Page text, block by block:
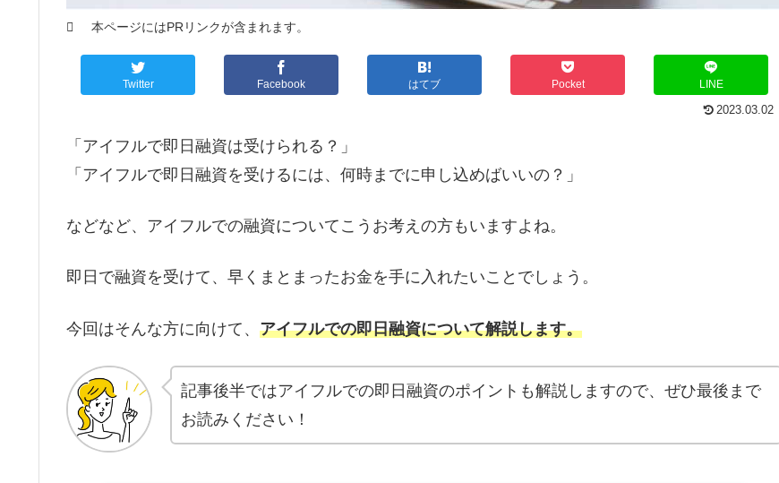
本ページにはPRリンクが含まれます。
Twitter Facebook はてブ Pocket LINE
2023.03.02
「アイフルで即日融資は受けられる？」
「アイフルで即日融資を受けるには、何時までに申し込めばいいの？」
などなど、アイフルでの融資についてこうお考えの方もいますよね。
即日で融資を受けて、早くまとまったお金を手に入れたいことでしょう。
今回はそんな方に向けて、 アイフルでの即日融資について解説します。
記事後半ではアイフルでの即日融資のポイントも解説しますので、ぜひ最後まで
お読みください！